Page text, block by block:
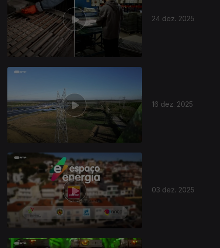
24 dez. 2025
16 dez. 2025
03 dez. 2025
893468